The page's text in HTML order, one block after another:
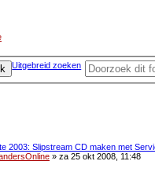
Uitgebreid zoeken
2003: Slipstream CD maken met
» za 25 okt 2008, 11:48